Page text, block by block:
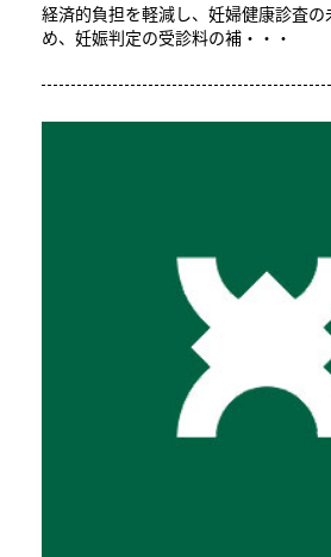
経済的負担を軽減し、妊婦健康診査
め、妊娠判定の受診料の補・・・